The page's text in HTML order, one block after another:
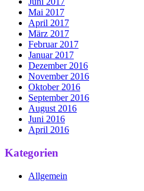
Mai 2017
April 2017
März 2017
Februar 2017
Januar 2017
Dezember 2016
November 2016
Oktober 2016
September 2016
August 2016
Juni 2016
April 2016
Kategorien
Allgemein